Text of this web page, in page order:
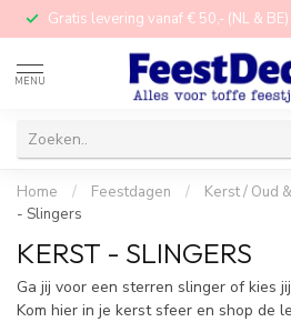
Gratis levering vanaf € 50,- (NL & BE)
MENU
Home / Feestdagen / Kerst / Oud
- Slingers
KERST - SLINGERS
Ga jij voor een sterren slinger of kies
Kom hier in je kerst sfeer en shop de